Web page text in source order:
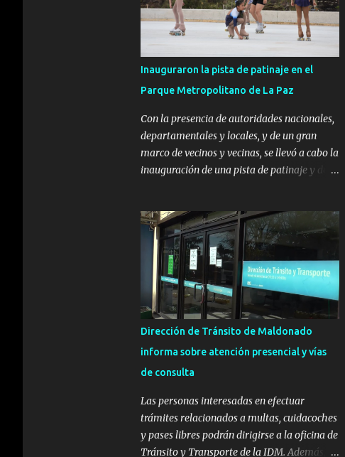
Inauguraron la pista de patinaje en el
Parque Metropolitano de La Paz
Con la presencia de autoridades nacionales,
departamentales y locales, y de un gran
marco de vecinos y vecinas, se llevó a cabo la
inauguración de una pista de patinaje y de
con el apoyo del Fondo + Local que es
impulsado por el Programa Uruguay
Integra, de la Dirección de Descentralización
e Inversión Pública de OPP, así como aportes
del Gobierno de Canelones y del Ministerio
de Transporte y Obras Públicas. La nueva
infraestructura deportiva consiste en una
hormigón sobre sus laterales. Su destino
será polifuncional, permitiendo la práctica
de eventos culturales. Próximo a la pista, se
instalaron juegos infantiles y equipamiento
urbano (bancos de hormigón y sets de
Dirección de Tránsito de Maldonado
informa sobre atención presencial y vías
de consulta
Las personas interesadas en efectuar
trámites relacionados a multas, cuidacoches
y pases libres podrán dirigirse a la oficina de
Tránsito y Transporte de la IDM. Además, la